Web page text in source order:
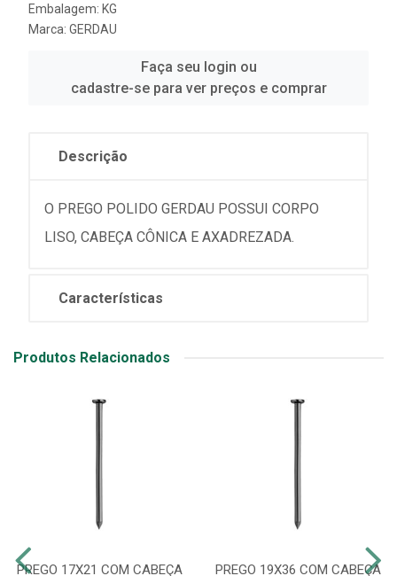
Embalagem: KG
Marca: GERDAU
Faça seu login ou
cadastre-se para ver preços e comprar
Descrição
O PREGO POLIDO GERDAU POSSUI CORPO
LISO, CABEÇA CÔNICA E AXADREZADA.
Características
Produtos Relacionados
PREGO 17X21 COM CABEÇA PREGO 19X36 COM CABEÇA